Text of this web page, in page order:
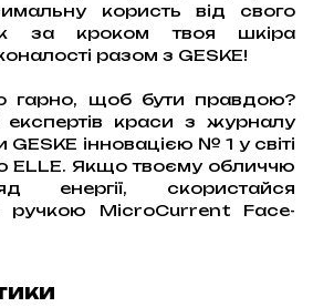
користь від свого
за кроком твоя шкіра
разом з GESKE!
гарно, щоб бути правдою?
експертів краси з журналу
GESKE інновацією № 1 у світі
ELLE. Якщо твоєму обличчю
енергії, скористайся
ручкою MicroCurrent Face-